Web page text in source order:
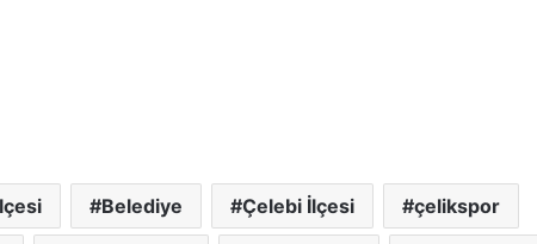
Belediye Çelebi İlçesi çelikspor